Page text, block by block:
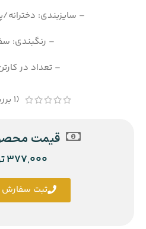
– سایزبندی: دخترانه/
– رنگبندی:
– تعداد در کارتن: 12
(
1
قیمت
377,000
ثبت